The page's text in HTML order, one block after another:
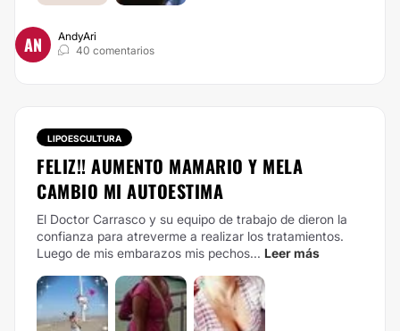
AN
AndyAri
40 comentarios
LIPOESCULTURA
FELIZ!! AUMENTO MAMARIO Y MELA
CAMBIO MI AUTOESTIMA
El Doctor Carrasco y su equipo de trabajo de dieron la
confianza para atreverme a realizar los tratamientos.
Luego de mis embarazos mis pechos... Leer más